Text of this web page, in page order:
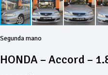
Segunda mano
HONDA – Accord –